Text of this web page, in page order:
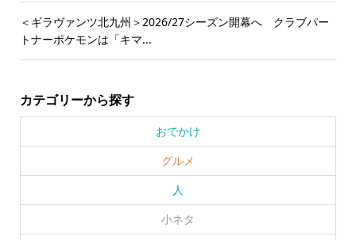
＜ギラヴァンツ北九州＞2026/27シーズン開幕へ クラブパー
トナーポケモンは「キマ...
カテゴリーから探す
おでかけ
グルメ
人
小ネタ